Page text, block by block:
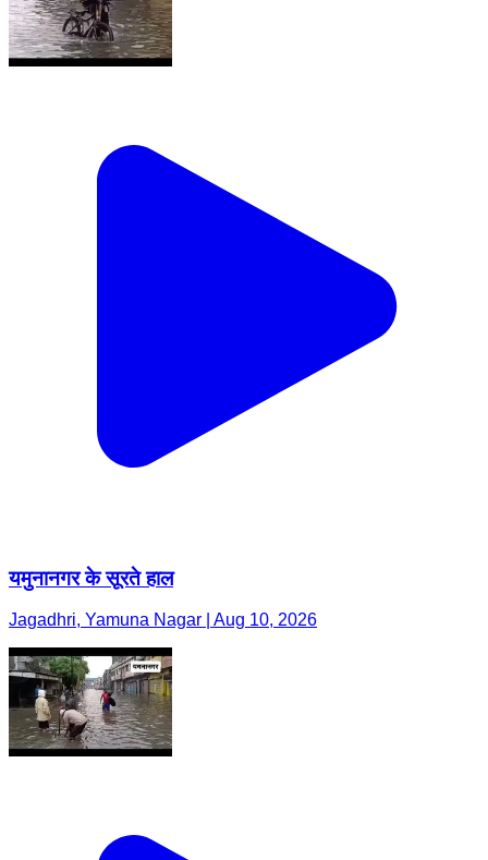
यमुनानगर के सूरते हाल
Jagadhri, Yamuna Nagar | Aug 10, 2026